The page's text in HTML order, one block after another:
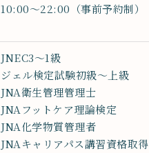
10:00〜22:00（事前予約制）
JNEC3～1級
ジェル検定試験初級～上級
JNA衛生管理管理士
JNAフットケア理論検定
JNA化学物質管理者
JNAキャリアパス講習資格取得